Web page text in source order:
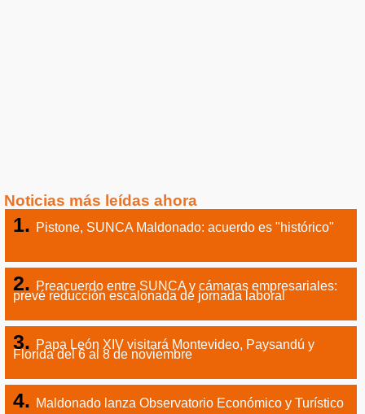
Noticias más leídas ahora
Pistone, SUNCA Maldonado: acuerdo es "histórico"
Preacuerdo entre SUNCA y cámaras empresariales:
prevé reducción escalonada de jornada laboral
Papa León XIV visitará Montevideo, Paysandú y
Florida del 6 al 8 de noviembre
Maldonado lanza Observatorio Económico y Turístico